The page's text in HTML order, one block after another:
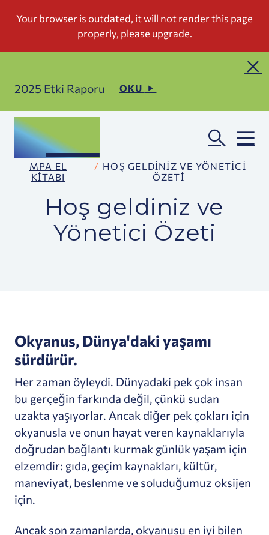
2025 Etki Raporu OKU
MPA EL
KITABI
HOŞ GELDINIZ VE YÖNETICI
ÖZETI
Hoş geldiniz ve
Yönetici Özeti
Okyanus, Dünya'daki yaşamı
sürdürür.
Her zaman öyleydi. Dünyadaki pek çok insan
bu gerçeğin farkında değil, çünkü sudan
uzakta yaşıyorlar. Ancak diğer pek çokları için
okyanusla ve onun hayat veren kaynaklarıyla
doğrudan bağlantı kurmak günlük yaşam için
elzemdir: gıda, geçim kaynakları, kültür,
maneviyat, beslenme ve soluduğumuz oksijen
için.
Ancak son zamanlarda, okyanusu en iyi bilen